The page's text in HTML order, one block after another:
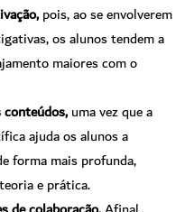
pois, ao se envolverem
os alunos tendem a
maiores com o
uma vez que a
ajuda os alunos a
forma mais profunda,
e prática.